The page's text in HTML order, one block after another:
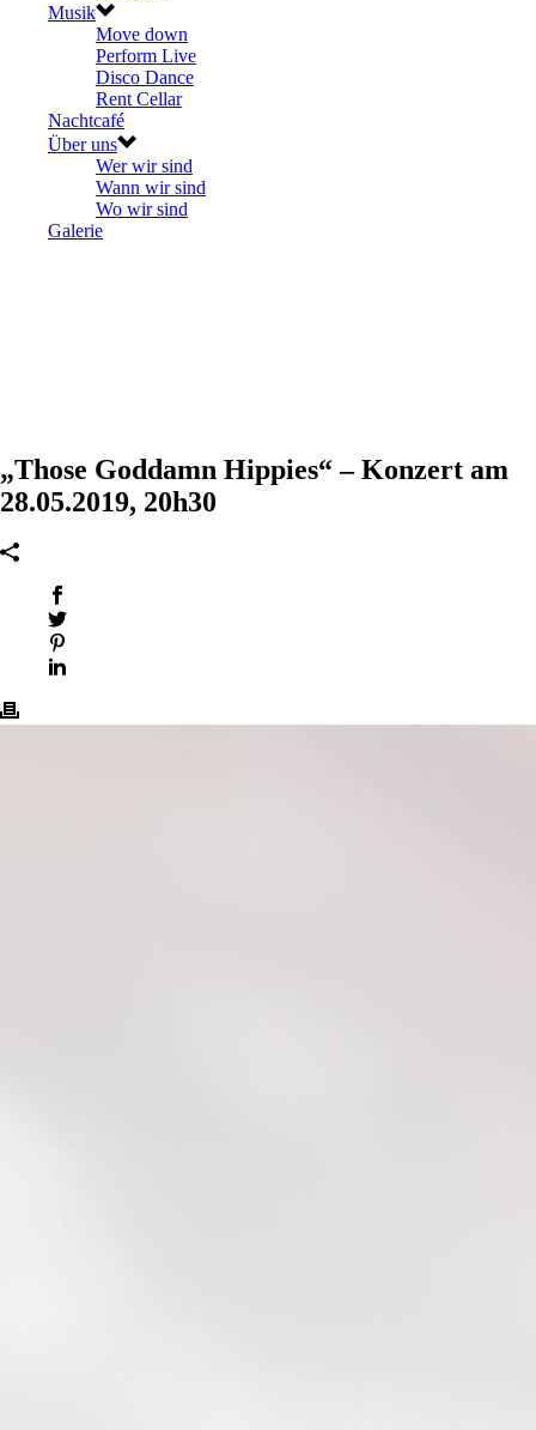
Musik
Move down
Perform Live
Disco Dance
Rent Cellar
Nachtcafé
Über uns
Wer wir sind
Wann wir sind
Wo wir sind
Galerie
„Those Goddamn Hippies“ – Konzert am
28.05.2019, 20h30